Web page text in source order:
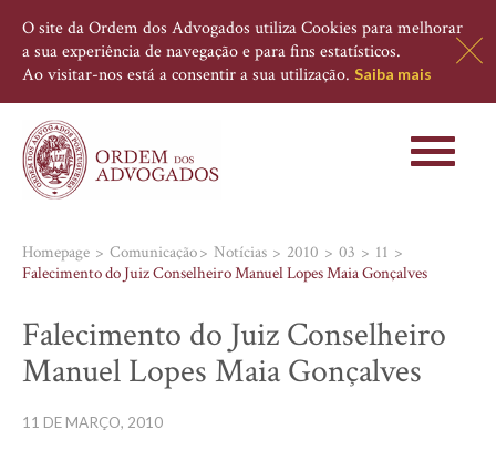
O site da Ordem dos Advogados utiliza Cookies para melhorar
a sua experiência de navegação e para fins estatísticos.
Ao visitar-nos está a consentir a sua utilização. Saiba mais
Toggle
Homepage Comunicação Notícias 2010 03
11
Falecimento do Juiz Conselheiro Manuel Lopes Maia Gonçalves
Falecimento do Juiz Conselheiro
Manuel Lopes Maia Gonçalves
11 DE MARÇO, 2010